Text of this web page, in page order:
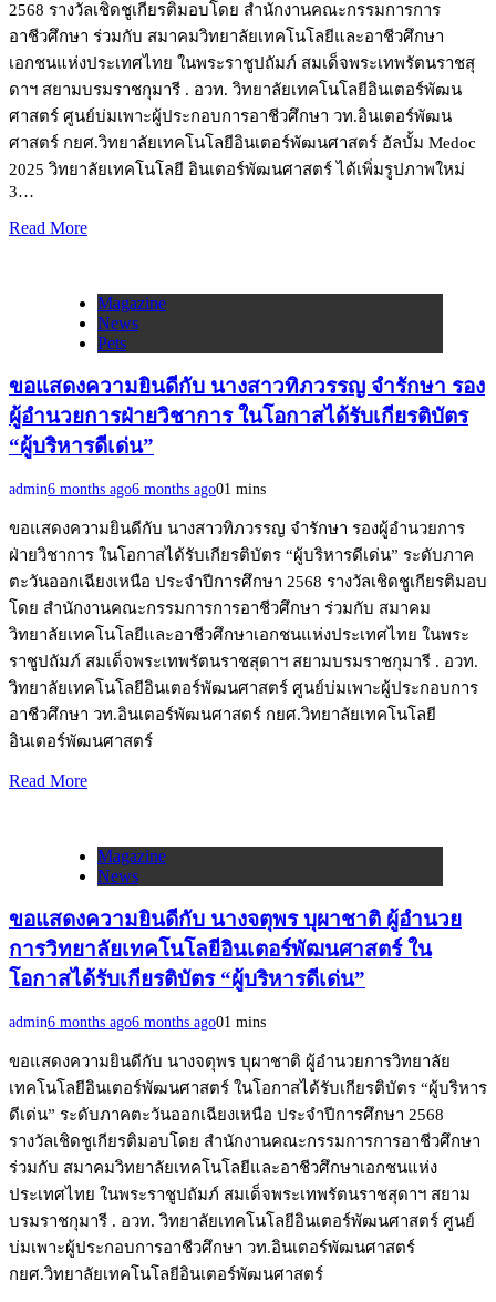
2568 รางวัลเชิดชูเกียรติมอบโดย สำนักงานคณะกรรมการการ
อาชีวศึกษา ร่วมกับ สมาคมวิทยาลัยเทคโนโลยีและอาชีวศึกษา
เอกชนแห่งประเทศไทย ในพระราชูปถัมภ์ สมเด็จพระเทพรัตนราชสุ
ดาฯ สยามบรมราชกุมารี . อวท. วิทยาลัยเทคโนโลยีอินเตอร์พัฒน
ศาสตร์ ศูนย์บ่มเพาะผู้ประกอบการอาชีวศึกษา วท.อินเตอร์พัฒน
ศาสตร์ กยศ.วิทยาลัยเทคโนโลยีอินเตอร์พัฒนศาสตร์ อัลบั้ม Medoc
2025 วิทยาลัยเทคโนโลยี อินเตอร์พัฒนศาสตร์ ได้เพิ่มรูปภาพใหม่
3…
Read More
Magazine
News
Pets
ขอแสดงความยินดีกับ นางสาวทิภวรรญ จำรักษา รอง
ผู้อำนวยการฝ่ายวิชาการ ในโอกาสได้รับเกียรติบัตร
“ผู้บริหารดีเด่น”
admin6 months ago6 months ago01 mins
ขอแสดงความยินดีกับ นางสาวทิภวรรญ จำรักษา รองผู้อำนวยการ
ฝ่ายวิชาการ ในโอกาสได้รับเกียรติบัตร “ผู้บริหารดีเด่น” ระดับภาค
ตะวันออกเฉียงเหนือ ประจำปีการศึกษา 2568 รางวัลเชิดชูเกียรติมอบ
โดย สำนักงานคณะกรรมการการอาชีวศึกษา ร่วมกับ สมาคม
วิทยาลัยเทคโนโลยีและอาชีวศึกษาเอกชนแห่งประเทศไทย ในพระ
ราชูปถัมภ์ สมเด็จพระเทพรัตนราชสุดาฯ สยามบรมราชกุมารี . อวท.
วิทยาลัยเทคโนโลยีอินเตอร์พัฒนศาสตร์ ศูนย์บ่มเพาะผู้ประกอบการ
อาชีวศึกษา วท.อินเตอร์พัฒนศาสตร์ กยศ.วิทยาลัยเทคโนโลยี
อินเตอร์พัฒนศาสตร์
Read More
Magazine
News
ขอแสดงความยินดีกับ นางจตุพร บุผาชาติ ผู้อำนวย
การวิทยาลัยเทคโนโลยีอินเตอร์พัฒนศาสตร์ ใน
โอกาสได้รับเกียรติบัตร “ผู้บริหารดีเด่น”
admin6 months ago6 months ago01 mins
ขอแสดงความยินดีกับ นางจตุพร บุผาชาติ ผู้อำนวยการวิทยาลัย
เทคโนโลยีอินเตอร์พัฒนศาสตร์ ในโอกาสได้รับเกียรติบัตร “ผู้บริหาร
ดีเด่น” ระดับภาคตะวันออกเฉียงเหนือ ประจำปีการศึกษา 2568
รางวัลเชิดชูเกียรติมอบโดย สำนักงานคณะกรรมการการอาชีวศึกษา
ร่วมกับ สมาคมวิทยาลัยเทคโนโลยีและอาชีวศึกษาเอกชนแห่ง
ประเทศไทย ในพระราชูปถัมภ์ สมเด็จพระเทพรัตนราชสุดาฯ สยาม
บรมราชกุมารี . อวท. วิทยาลัยเทคโนโลยีอินเตอร์พัฒนศาสตร์ ศูนย์
บ่มเพาะผู้ประกอบการอาชีวศึกษา วท.อินเตอร์พัฒนศาสตร์
กยศ.วิทยาลัยเทคโนโลยีอินเตอร์พัฒนศาสตร์